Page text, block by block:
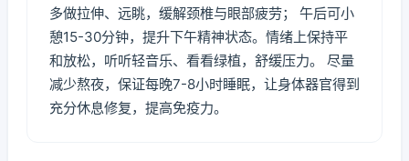
多做拉伸、远眺，缓解颈椎与眼部疲劳； 午后可小
憩15-30分钟，提升下午精神状态。情绪上保持平
和放松，听听轻音乐、看看绿植，舒缓压力。 尽量
减少熬夜，保证每晚7-8小时睡眠，让身体器官得到
充分休息修复，提高免疫力。